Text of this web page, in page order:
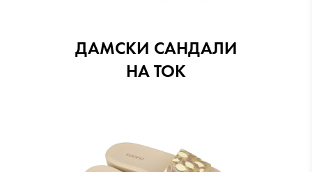
ДАМСКИ САНДАЛИ
НА ТОК